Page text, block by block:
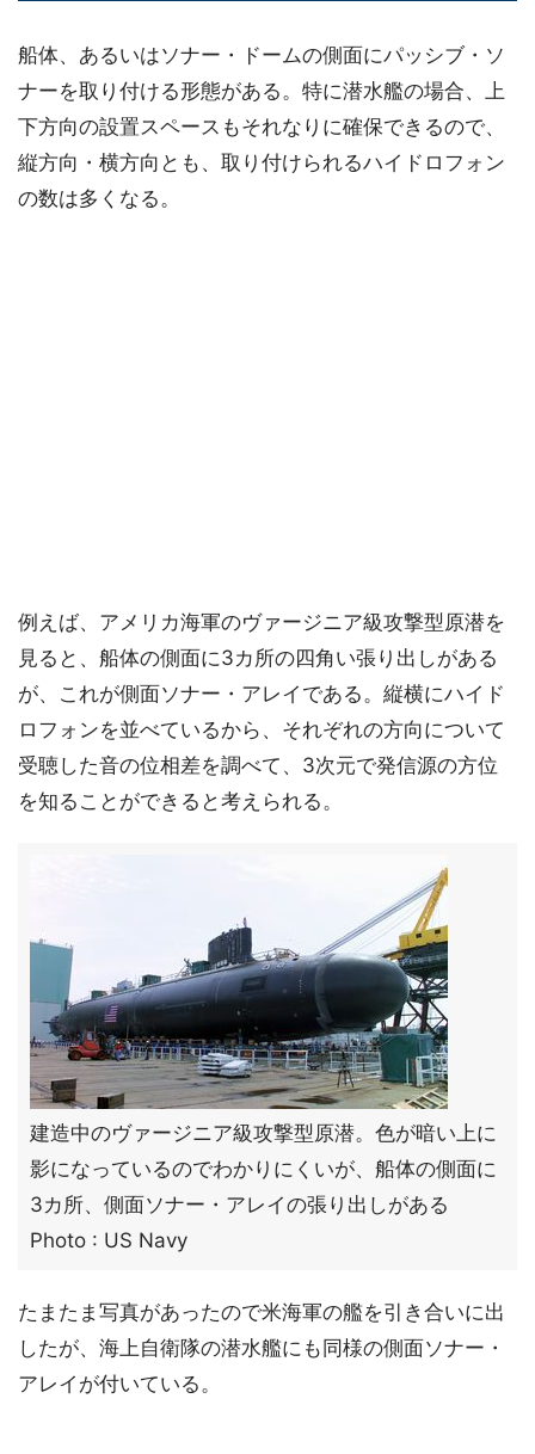
船体、あるいはソナー・ドームの側面にパッシブ・ソ
ナーを取り付ける形態がある。特に潜水艦の場合、上
下方向の設置スペースもそれなりに確保できるので、
縦方向・横方向とも、取り付けられるハイドロフォン
の数は多くなる。
例えば、アメリカ海軍のヴァージニア級攻撃型原潜を
見ると、船体の側面に3カ所の四角い張り出しがある
が、これが側面ソナー・アレイである。縦横にハイド
ロフォンを並べているから、それぞれの方向について
受聴した音の位相差を調べて、3次元で発信源の方位
を知ることができると考えられる。
建造中のヴァージニア級攻撃型原潜。色が暗い上に
影になっているのでわかりにくいが、船体の側面に
3カ所、側面ソナー・アレイの張り出しがある
Photo : US Navy
たまたま写真があったので米海軍の艦を引き合いに出
したが、海上自衛隊の潜水艦にも同様の側面ソナー・
アレイが付いている。